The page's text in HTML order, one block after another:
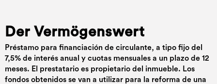
Der Vermögenswert
Préstamo para financiación de circulante, a tipo fijo del
7,5% de interés anual y cuotas mensuales a un plazo de 12
meses. El prestatario es propietario del inmueble. Los
fondos obtenidos se van a utilizar para la reforma de una